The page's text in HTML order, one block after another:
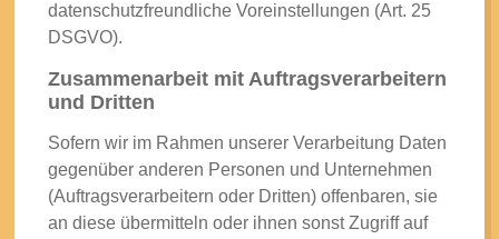
datenschutzfreundliche Voreinstellungen (Art. 25
DSGVO).
Zusammenarbeit mit Auftragsverarbeitern
und Dritten
Sofern wir im Rahmen unserer Verarbeitung Daten
gegenüber anderen Personen und Unternehmen
(Auftragsverarbeitern oder Dritten) offenbaren, sie
an diese übermitteln oder ihnen sonst Zugriff auf